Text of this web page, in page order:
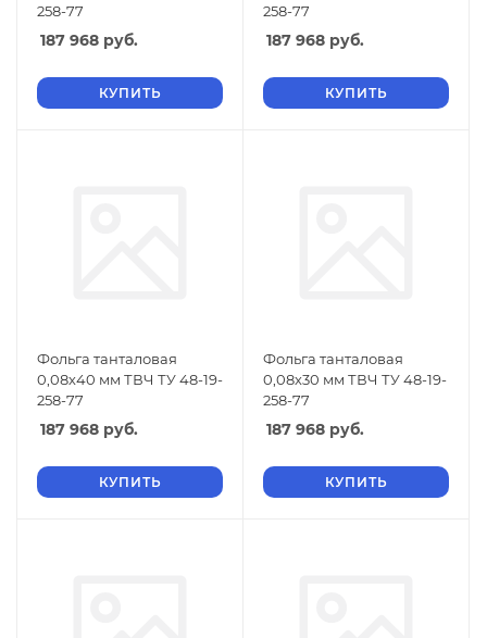
258-77
187 968 руб.
КУПИТЬ
258-77
187 968 руб.
КУПИТЬ
Фольга танталовая
0,08х40 мм ТВЧ ТУ 48-19-
258-77
187 968 руб.
КУПИТЬ
Фольга танталовая
0,08х30 мм ТВЧ ТУ 48-19-
258-77
187 968 руб.
КУПИТЬ